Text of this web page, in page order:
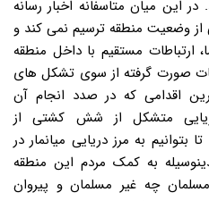
این میان متاسفانه اخبار رسانه
از وضعیت منطقه ترسیم نمی کند و
ارتباطات مستقیم با داخل منطقه
صورت گرفته از سوی تشکل های
اقدامی که در صدد انجام آن
متشکل از شش کشتی از
به مرز دریایی میانمار در
به کمک مردم این منطقه
چه غیر مسلمان و پیروان